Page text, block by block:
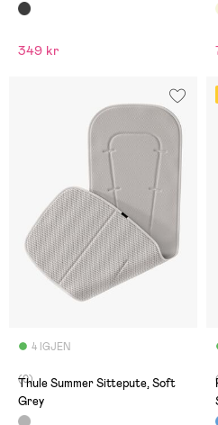
349 kr
4 IGJEN
(0)
Thule Summer Sittepute, Soft
Grey